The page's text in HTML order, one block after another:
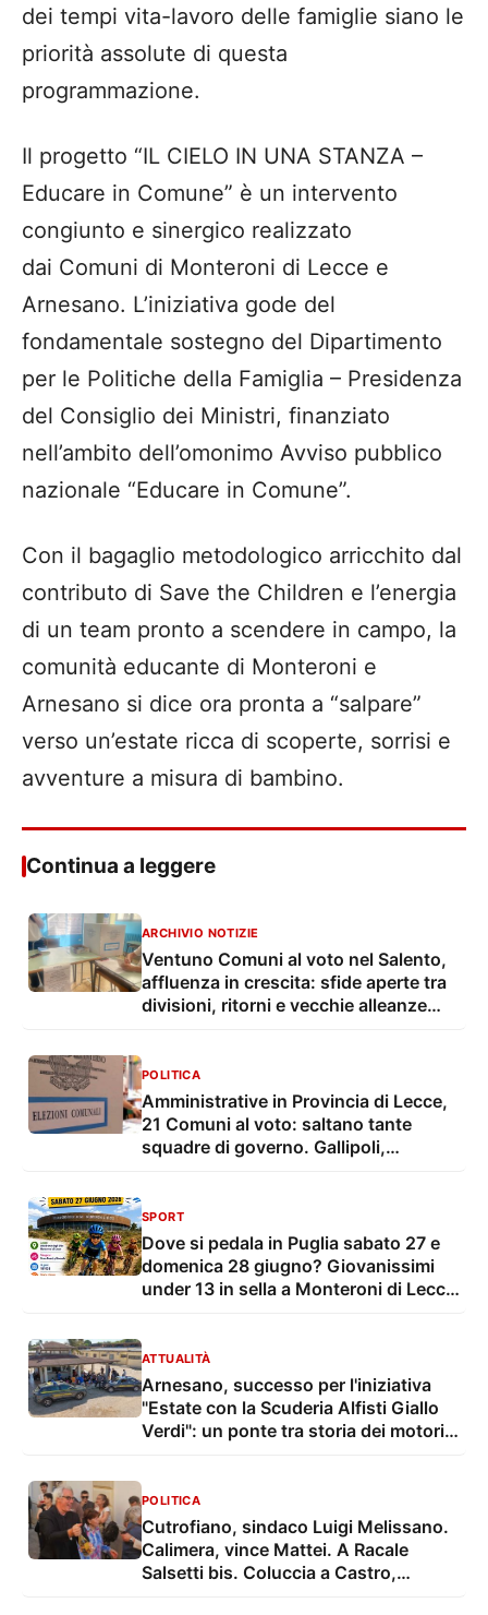
dei tempi vita-lavoro delle famiglie siano le
priorità assolute di questa
programmazione.
Il progetto “IL CIELO IN UNA STANZA –
Educare in Comune” è un intervento
congiunto e sinergico realizzato
dai Comuni di Monteroni di Lecce e
Arnesano. L’iniziativa gode del
fondamentale sostegno del Dipartimento
per le Politiche della Famiglia – Presidenza
del Consiglio dei Ministri, finanziato
nell’ambito dell’omonimo Avviso pubblico
nazionale “Educare in Comune”.
Con il bagaglio metodologico arricchito dal
contributo di Save the Children e l’energia
di un team pronto a scendere in campo, la
comunità educante di Monteroni e
Arnesano si dice ora pronta a “salpare”
verso un’estate ricca di scoperte, sorrisi e
avventure a misura di bambino.
Continua a leggere
ARCHIVIO NOTIZIE
Ventuno Comuni al voto nel Salento,
affluenza in crescita: sfide aperte tra
divisioni, ritorni e vecchie alleanze
POLITICA
Amministrative in Provincia di Lecce,
21 Comuni al voto: saltano tante
squadre di governo. Gallipoli,
SPORT
Dove si pedala in Puglia sabato 27 e
domenica 28 giugno? Giovanissimi
under 13 in sella a Monteroni di Lecce
ATTUALITÀ
Arnesano, successo per l'iniziativa
"Estate con la Scuderia Alfisti Giallo
Verdi": un ponte tra storia dei motori e
POLITICA
Cutrofiano, sindaco Luigi Melissano.
Calimera, vince Mattei. A Racale
Salsetti bis. Coluccia a Castro,